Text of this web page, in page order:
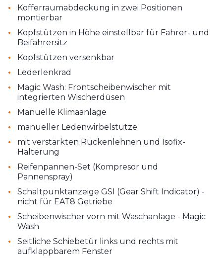
•
Kofferraumabdeckung in zwei Positionen
montierbar
•
Kopfstützen in Höhe einstellbar für Fahrer- und
Beifahrersitz
• Kopfstützen versenkbar
• Lederlenkrad
•
Magic Wash: Frontscheibenwischer mit
integrierten Wischerdüsen
• Manuelle Klimaanlage
• manueller Ledenwirbelstütze
•
mit verstärkten Rückenlehnen und Isofix-
Halterung
•
Reifenpannen-Set (Kompresor und
Pannenspray)
•
Schaltpunktanzeige GSI (Gear Shift Indicator) -
nicht für EAT8 Getriebe
•
Scheibenwischer vorn mit Waschanlage - Magic
Wash
•
Seitliche Schiebetür links und rechts mit
aufklappbarem Fenster